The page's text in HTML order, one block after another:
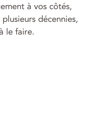
à vos côtés,
décennies,
le faire.